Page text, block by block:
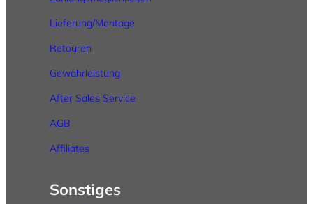
Lieferung/Montage
Retouren
Gewährleistung
After Sales Service
AGB
Affiliates
Sonstiges